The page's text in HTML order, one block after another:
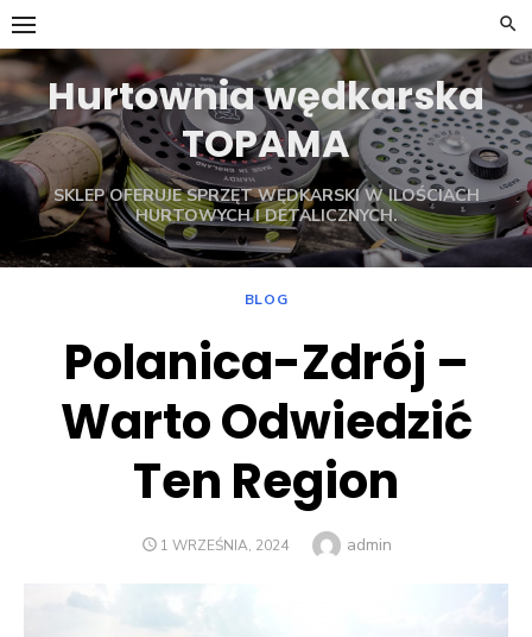
Skip
to
contentHurtownia wędkarska
TOPAMA
SKLEP OFERUJE SPRZĘT WĘDKARSKI W ILOŚCIACH
HURTOWYCH I DETALICZNYCH.
BLOG
Polanica-Zdrój –
Warto Odwiedzić
Ten Region
POSTED
1 WRZEŚNIA, 2024 Author
admin